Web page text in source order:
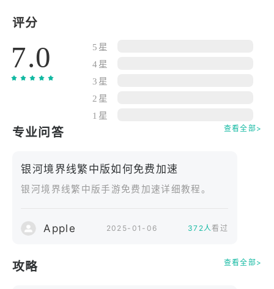
隨著「星門」的發現，人類開始了波瀾壯闊的星際之
旅。經過千年的探索和殖民，在遙遠的星系間都播下
了人類文明的種子。隨著遠古星際文明「視界迷宮」
被發現，定居遙遠星系的人類帝國正試圖走得比前人
更遠。直到充滿敵意的無機種族——異構蟲，帶來了
「異構蟲」——這個名字成為懸在人類帝國頭上的達
難題，面臨異星種族侵略的全新挑戰，人類也從未失
去團結起來對抗命運的勇氣。只是，這需要誰，付出
在本作中，玩家作為帝國精英艦隊的指揮官，將率領
保衛人類文明的最前線，同時還肩負著找尋其他「穹
评分
7.0
5星
4星
3星
2星
1星
专业问答 查看全部>
银河境界线繁中版如何免费加速
银河境界线繁中版手游免费加速详细教程。
Apple 2025-01-06 372人看过
攻略 查看全部>